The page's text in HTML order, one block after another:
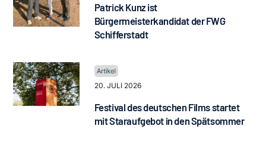
Patrick Kunz ist
Bürgermeisterkandidat der FWG
Schifferstadt
20. JULI 2026
Festival des deutschen Films startet
mit Staraufgebot in den Spätsommer